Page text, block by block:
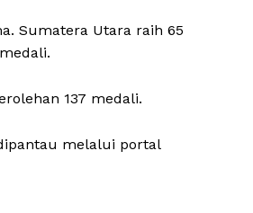
Sumatera Utara raih 65
137 medali.
melalui portal